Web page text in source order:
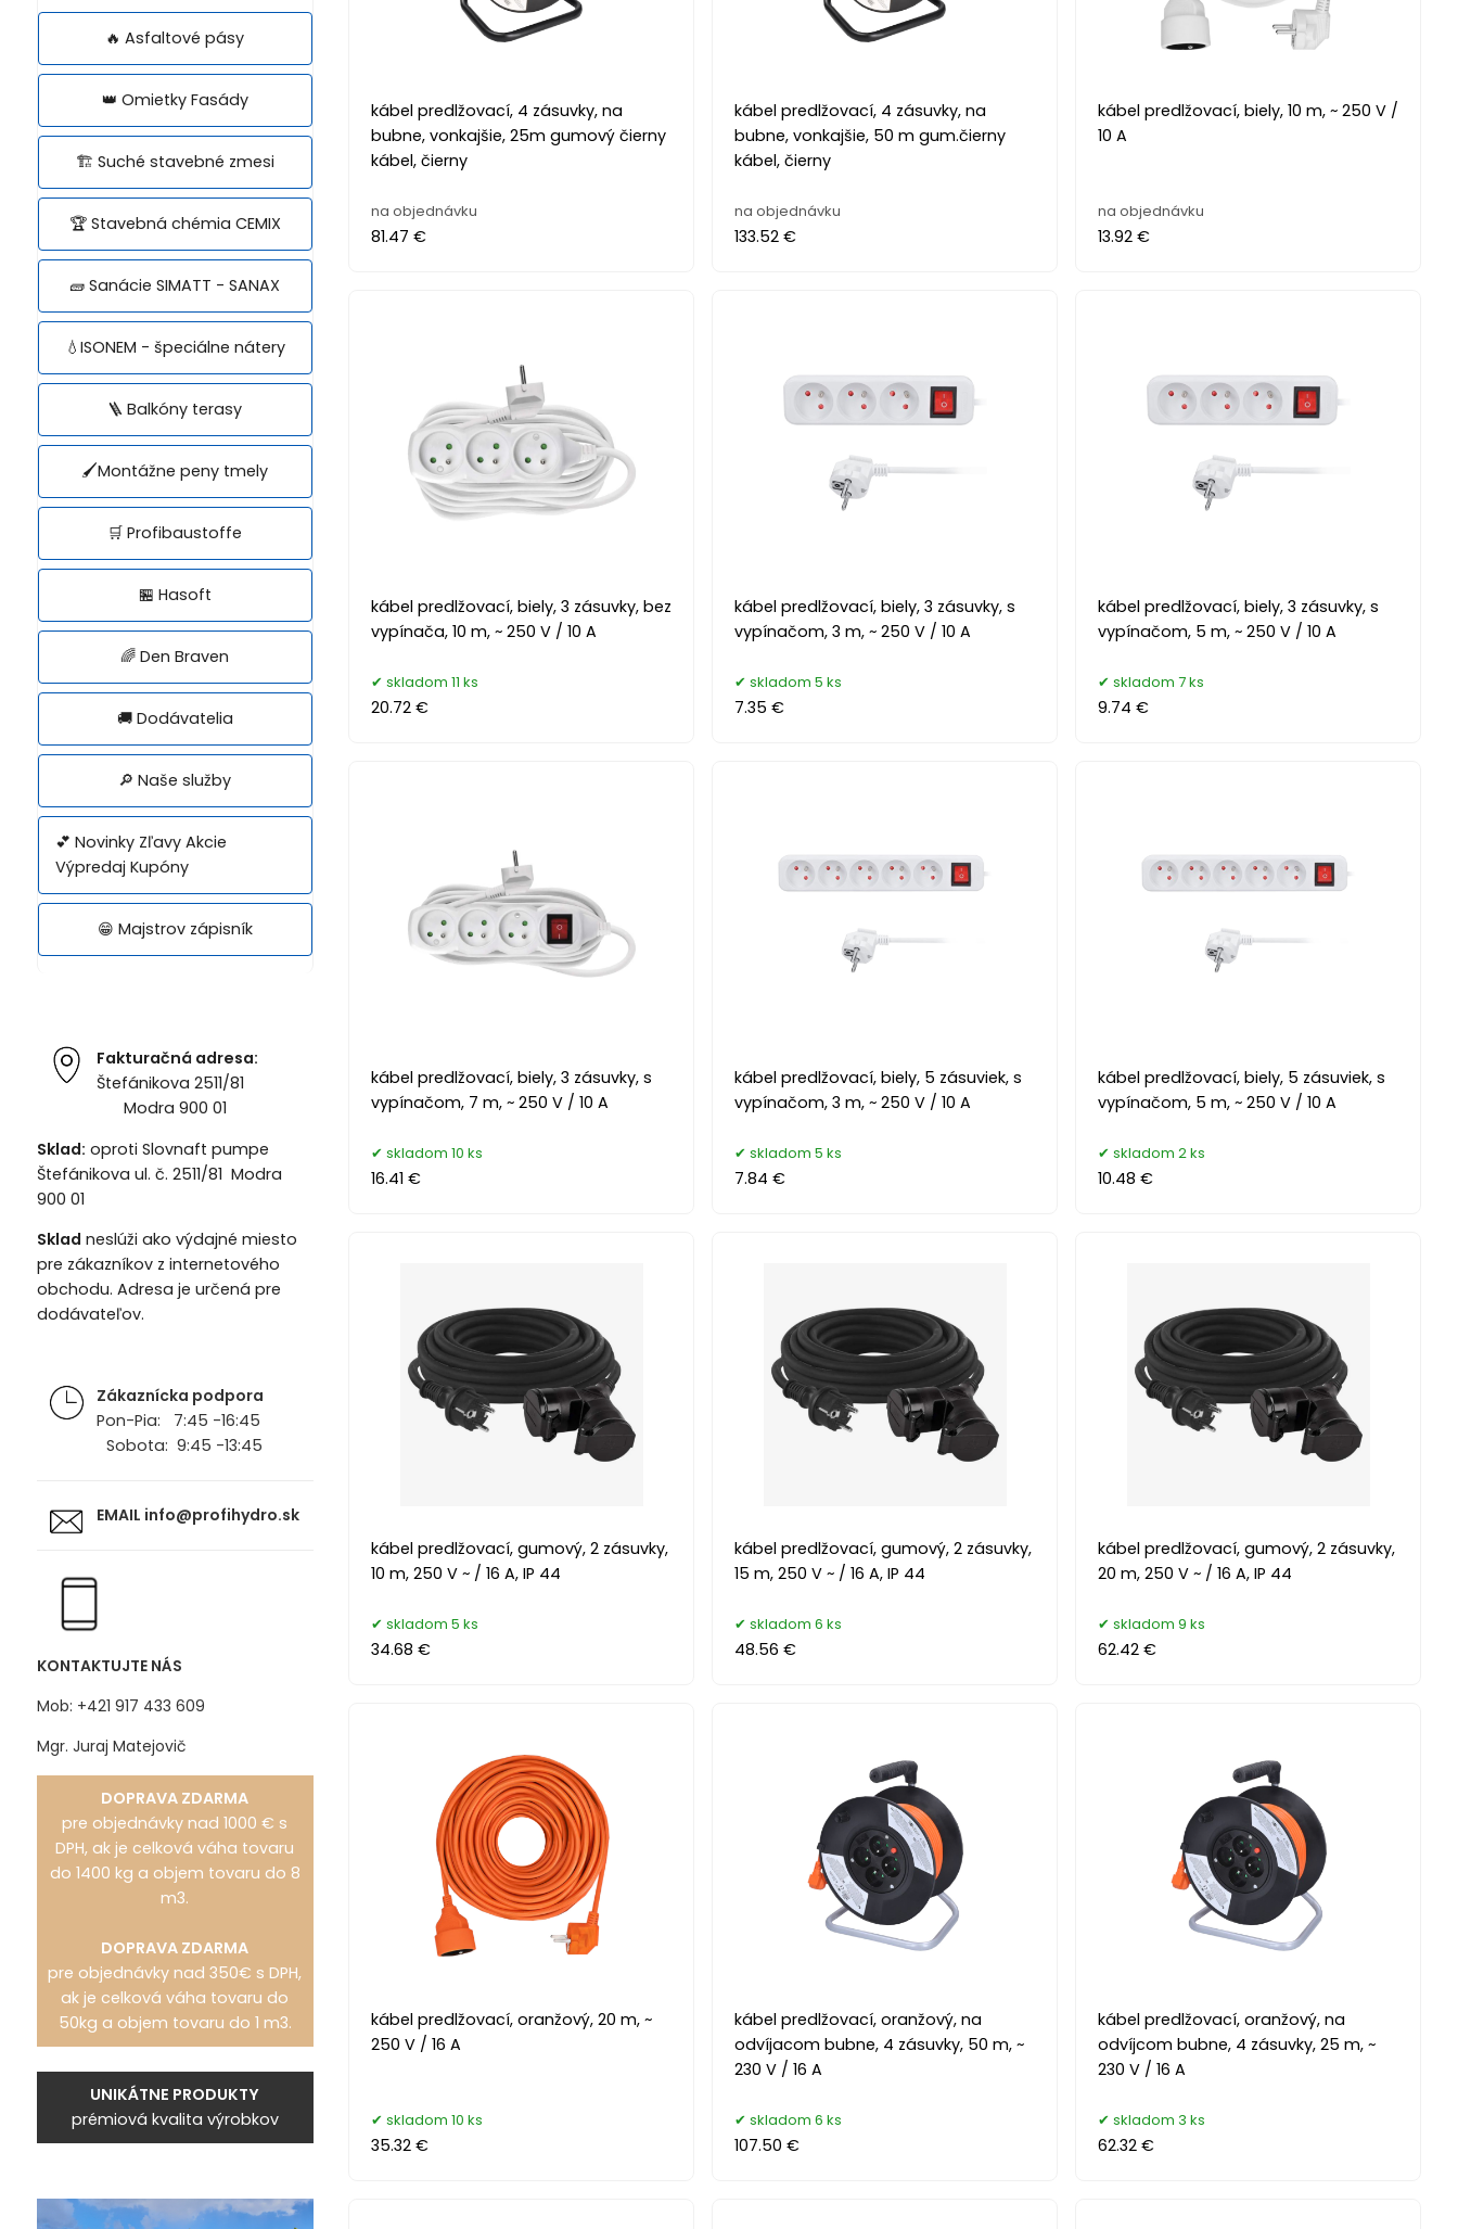
🔥 Asfaltové pásy
👑 Omietky Fasády
🏗️ Suché stavebné zmesi
🏆 Stavebná chémia CEMIX
🧱 Sanácie SIMATT - SANAX
💧ISONEM - špeciálne nátery
🪜 Balkóny terasy
🖌️Montážne peny tmely
🛒 Profibaustoffe
🏪 Hasoft
🌈 Den Braven
🚚 Dodávatelia
🔎 Naše služby
💕 Novinky Zľavy Akcie
Výpredaj Kupóny
😁 Majstrov zápisník
Fakturačná adresa:
Štefánikova 2511/81
Modra 900 01
Sklad: oproti Slovnaft pumpe
Štefánikova ul. č. 2511/81 Modra
900 01
Sklad neslúži ako výdajné miesto
pre zákazníkov z internetového
obchodu. Adresa je určená pre
dodávateľov.
Zákaznícka podpora
Pon-Pia: 7:45 -16:45
Sobota: 9:45 -13:45
EMAIL info@profihydro.sk
KONTAKTUJTE NÁS
Mob: +421 917 433 609
Mgr. Juraj Matejovič
DOPRAVA ZDARMA
pre objednávky nad 1000 € s
DPH, ak je celková váha tovaru
do 1400 kg a objem tovaru do 8
m3.
DOPRAVA ZDARMA
pre objednávky nad 350€ s DPH,
ak je celková váha tovaru do
50kg a objem tovaru do 1 m3.
UNIKÁTNE PRODUKTY
prémiová kvalita výrobkov
kábel predlžovací, 4 zásuvky, na
bubne, vonkajšie, 25m gumový čierny
kábel, čierny
na objednávku
81.47 €
kábel predlžovací, 4 zásuvky, na
bubne, vonkajšie, 50 m gum.čierny
kábel, čierny
na objednávku
133.52 €
kábel predlžovací, biely, 10 m, ~ 250 V /
10 A
na objednávku
13.92 €
kábel predlžovací, biely, 3 zásuvky, bez
vypínača, 10 m, ~ 250 V / 10 A
skladom 11 ks
20.72 €
kábel predlžovací, biely, 3 zásuvky, s
vypínačom, 3 m, ~ 250 V / 10 A
skladom 5 ks
7.35 €
kábel predlžovací, biely, 3 zásuvky, s
vypínačom, 5 m, ~ 250 V / 10 A
skladom 7 ks
9.74 €
kábel predlžovací, biely, 3 zásuvky, s
vypínačom, 7 m, ~ 250 V / 10 A
skladom 10 ks
16.41 €
kábel predlžovací, biely, 5 zásuviek, s
vypínačom, 3 m, ~ 250 V / 10 A
skladom 5 ks
7.84 €
kábel predlžovací, biely, 5 zásuviek, s
vypínačom, 5 m, ~ 250 V / 10 A
skladom 2 ks
10.48 €
kábel predlžovací, gumový, 2 zásuvky,
10 m, 250 V ~ / 16 A, IP 44
skladom 5 ks
34.68 €
kábel predlžovací, gumový, 2 zásuvky,
15 m, 250 V ~ / 16 A, IP 44
skladom 6 ks
48.56 €
kábel predlžovací, gumový, 2 zásuvky,
20 m, 250 V ~ / 16 A, IP 44
skladom 9 ks
62.42 €
kábel predlžovací, oranžový, 20 m, ~
250 V / 16 A
skladom 10 ks
35.32 €
kábel predlžovací, oranžový, na
odvíjacom bubne, 4 zásuvky, 50 m, ~
230 V / 16 A
skladom 6 ks
107.50 €
kábel predlžovací, oranžový, na
odvíjcom bubne, 4 zásuvky, 25 m, ~
230 V / 16 A
skladom 3 ks
62.32 €